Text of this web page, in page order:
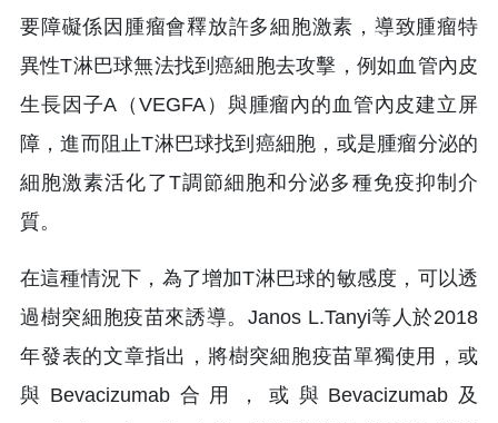
要障礙係因腫瘤會釋放許多細胞激素，導致腫瘤特
異性T淋巴球無法找到癌細胞去攻擊，例如血管內皮
生長因子A（VEGFA）與腫瘤內的血管內皮建立屏
障，進而阻止T淋巴球找到癌細胞，或是腫瘤分泌的
細胞激素活化了T調節細胞和分泌多種免疫抑制介
質。
在這種情況下，為了增加T淋巴球的敏感度，可以透
過樹突細胞疫苗來誘導。Janos L.Tanyi等人於2018
年發表的文章指出，將樹突細胞疫苗單獨使用，或
與Bevacizumab合用，或與Bevacizumab及